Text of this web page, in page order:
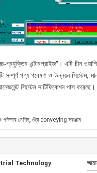
প্রযুক্তির এন্টারপ্রাইজ"। এটি চীন
সম্পূর্ণ পণ্য গবেষণা ও উন্নয়ন সিস্টেম,
সিস্টেম সার্টিফিকেশন পাস করেছে।
পাউডার মেশিন, গুঁড়া conveying সরঞ্জাম
Technology